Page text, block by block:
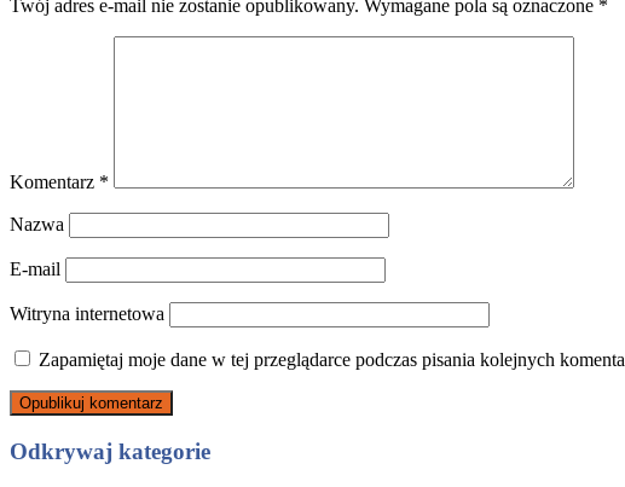
Twój adres e-mail nie zostanie opublikowany. Wymagane pola są oznaczone *
Komentarz *
Nazwa
E-mail
Witryna internetowa
Zapamiętaj moje dane w tej przeglądarce podczas pisania kolejnych
Odkrywaj kategorie